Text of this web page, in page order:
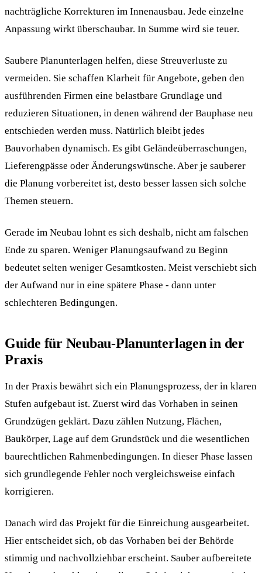
nachträgliche Korrekturen im Innenausbau. Jede einzelne
Anpassung wirkt überschaubar. In Summe wird sie teuer.
Saubere Planunterlagen helfen, diese Streuverluste zu
vermeiden. Sie schaffen Klarheit für Angebote, geben den
ausführenden Firmen eine belastbare Grundlage und
reduzieren Situationen, in denen während der Bauphase neu
entschieden werden muss. Natürlich bleibt jedes
Bauvorhaben dynamisch. Es gibt Geländeüberraschungen,
Lieferengpässe oder Änderungswünsche. Aber je sauberer
die Planung vorbereitet ist, desto besser lassen sich solche
Themen steuern.
Gerade im Neubau lohnt es sich deshalb, nicht am falschen
Ende zu sparen. Weniger Planungsaufwand zu Beginn
bedeutet selten weniger Gesamtkosten. Meist verschiebt sich
der Aufwand nur in eine spätere Phase - dann unter
schlechteren Bedingungen.
Guide für Neubau-Planunterlagen in der
Praxis
In der Praxis bewährt sich ein Planungsprozess, der in klaren
Stufen aufgebaut ist. Zuerst wird das Vorhaben in seinen
Grundzügen geklärt. Dazu zählen Nutzung, Flächen,
Baukörper, Lage auf dem Grundstück und die wesentlichen
baurechtlichen Rahmenbedingungen. In dieser Phase lassen
sich grundlegende Fehler noch vergleichsweise einfach
korrigieren.
Danach wird das Projekt für die Einreichung ausgearbeitet.
Hier entscheidet sich, ob das Vorhaben bei der Behörde
stimmig und nachvollziehbar erscheint. Sauber aufbereitete